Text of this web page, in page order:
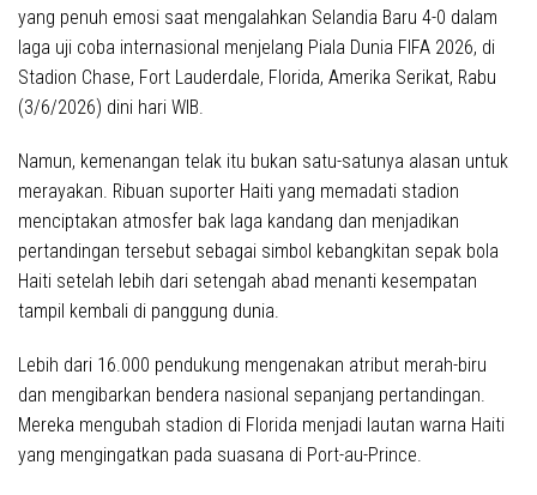
yang penuh emosi saat mengalahkan Selandia Baru 4-0 dalam
laga uji coba internasional menjelang Piala Dunia FIFA 2026, di
Stadion Chase, Fort Lauderdale, Florida, Amerika Serikat, Rabu
(3/6/2026) dini hari WIB.
Namun, kemenangan telak itu bukan satu-satunya alasan untuk
merayakan. Ribuan suporter Haiti yang memadati stadion
menciptakan atmosfer bak laga kandang dan menjadikan
pertandingan tersebut sebagai simbol kebangkitan sepak bola
Haiti setelah lebih dari setengah abad menanti kesempatan
tampil kembali di panggung dunia.
Lebih dari 16.000 pendukung mengenakan atribut merah-biru
dan mengibarkan bendera nasional sepanjang pertandingan.
Mereka mengubah stadion di Florida menjadi lautan warna Haiti
yang mengingatkan pada suasana di Port-au-Prince.